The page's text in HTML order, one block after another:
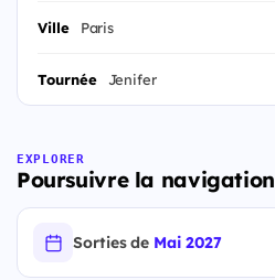
Ville Paris
Tournée Jenifer
EXPLORER
Poursuivre la navigation
Sorties de Mai 2027